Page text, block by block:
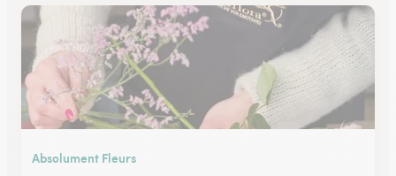
Absolument Fleurs